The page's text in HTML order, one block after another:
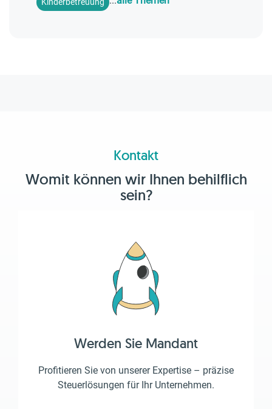
Kontakt
Womit können wir Ihnen behilflich
sein?
Werden Sie Mandant
Profitieren Sie von unserer Expertise – präzise
Steuerlösungen für Ihr Unternehmen.